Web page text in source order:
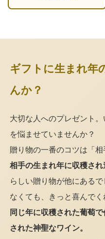
ギフトに生まれ年
んか？
大切な人へのプレゼント
を悩ませていませんか？
贈り物の一番のコツは「相
相手の生まれ年に収穫さ
らしい贈り物が他にある
なくても、きっと喜んでく
同じ年に収穫された葡萄
された神聖なワイン。